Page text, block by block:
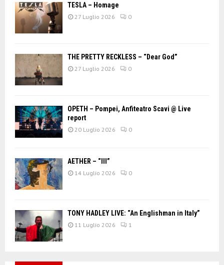
TESLA – Homage
27 Luglio 2026 0
THE PRETTY RECKLESS – “Dear God”
27 Luglio 2026 0
OPETH – Pompei, Anfiteatro Scavi @ Live
report
20 Luglio 2026 0
AETHER – “III”
14 Luglio 2026 0
TONY HADLEY LIVE: “An Englishman in Italy”
11 Luglio 2026 1